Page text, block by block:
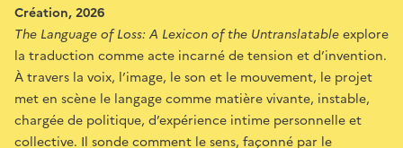
Création, 2026
The Language of Loss: A Lexicon of the Untranslatableexplore
la traduction comme acte incarné de tension et d’invention.
À travers la voix, l’image, le son et le mouvement, le projet
met en scène le langage comme matière vivante, instable,
chargée de politique, d’expérience intime personnelle et
collective. Il sonde comment le sens, façonné par le